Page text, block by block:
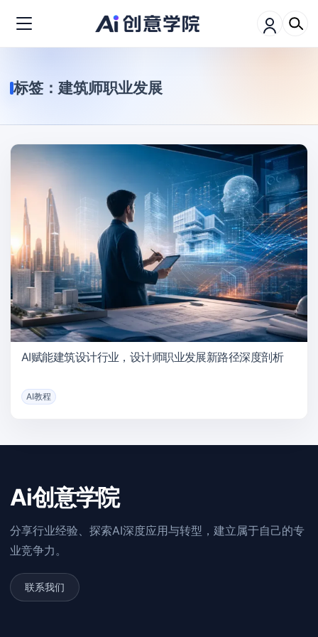
标签： 建筑师职业发展
AI赋能建筑设计行业，设计师职业发展新路径深度剖析
AI教程
Ai创意学院
分享行业经验、探索AI深度应用与转型，建立属于自己的专
业竞争力。
联系我们